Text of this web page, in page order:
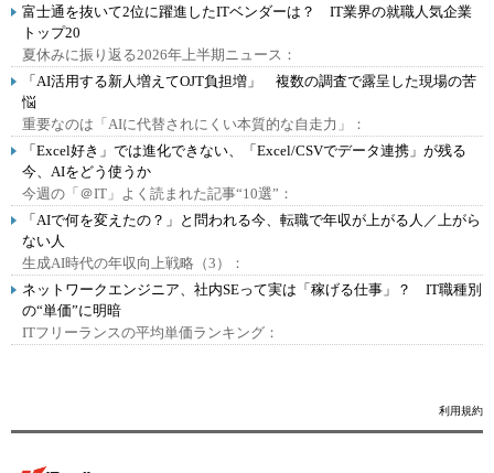
富士通を抜いて2位に躍進したITベンダーは？ IT業界の就職人気企業
トップ20
夏休みに振り返る2026年上半期ニュース：
「AI活用する新人増えてOJT負担増」 複数の調査で露呈した現場の苦
悩
重要なのは「AIに代替されにくい本質的な自走力」：
「Excel好き」では進化できない、「Excel/CSVでデータ連携」が残る
今、AIをどう使うか
今週の「＠IT」よく読まれた記事“10選”：
「AIで何を変えたの？」と問われる今、転職で年収が上がる人／上がら
ない人
生成AI時代の年収向上戦略（3）：
ネットワークエンジニア、社内SEって実は「稼げる仕事」？ IT職種別
の“単価”に明暗
ITフリーランスの平均単価ランキング：
利用規約